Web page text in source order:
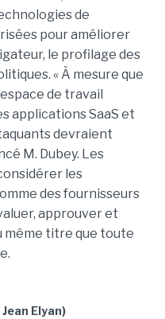
de
pour améliorer
le profilage des
« À mesure que
de travail
applications SaaS et
devraient
M. Dubey. Les
les
des fournisseurs
approuver et
même titre que toute
Elyan)